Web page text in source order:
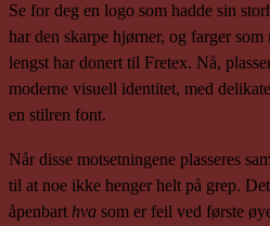
Se for deg en logo som hadde sin
har den skarpe hjørner, og farger
lengst har donert til Fretex. Nå,
moderne visuell identitet, med
en stilren font.
Når disse motsetningene plasseres
til at noe ikke henger helt på grep.
åpenbart hva som er feil ved første